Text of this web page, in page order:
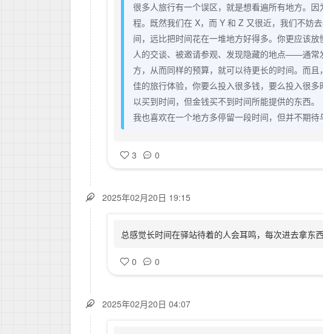
很多人旅行有一个误区，就是想看遍所有地方。
程。既然我们在 X，而 Y 和 Z 又很近，我们不
间，远比把时间花在一堆地方好得多。你更应该
人的交谈、被邀请参观、发现隐藏的地点——通常
方，从而同样的预算，就可以待更长的时间。而
佳的旅行体验，你要么投入很多钱，要么投入很
以买到时间，但金钱买不到时间所能提供的东西。
我也喜欢在一个地方多停留一段时间，但并不期
3 0
2025年02月20日 19:15
总感觉长时间在驿站待着的人会耳鸣，每次进去拿东
0 0
2025年02月20日 04:07